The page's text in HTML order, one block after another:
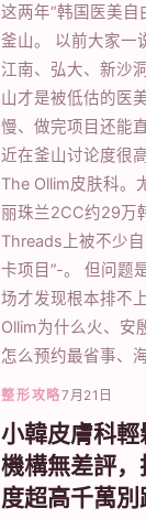
这两年“韩国医美自
釜山。 以前大家一
江南、弘大、新沙
山才是被低估的医
慢、做完项目还能
近在釜山讨论度很
The Ollim皮肤科。
丽珠兰2CC约29万
Threads上被不少
卡项目”-。 但问
场才发现根本排不
Ollim为什么火、安
怎么预约最省事、
整形攻略7月21日
小韓皮膚科
機構無差評
度超高千萬